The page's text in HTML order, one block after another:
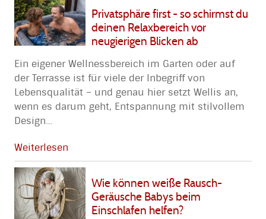
Privatsphäre first - so schirmst du
deinen Relaxbereich vor
neugierigen Blicken ab
Ein eigener Wellnessbereich im Garten oder auf
der Terrasse ist für viele der Inbegriff von
Lebensqualität – und genau hier setzt Wellis an,
wenn es darum geht, Entspannung mit stilvollem
Design…
Weiterlesen
Wie können weiße Rausch-
Geräusche Babys beim
Einschlafen helfen?